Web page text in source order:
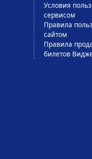
Условия
сервисом
Правила
сайтом
Правила
билетов